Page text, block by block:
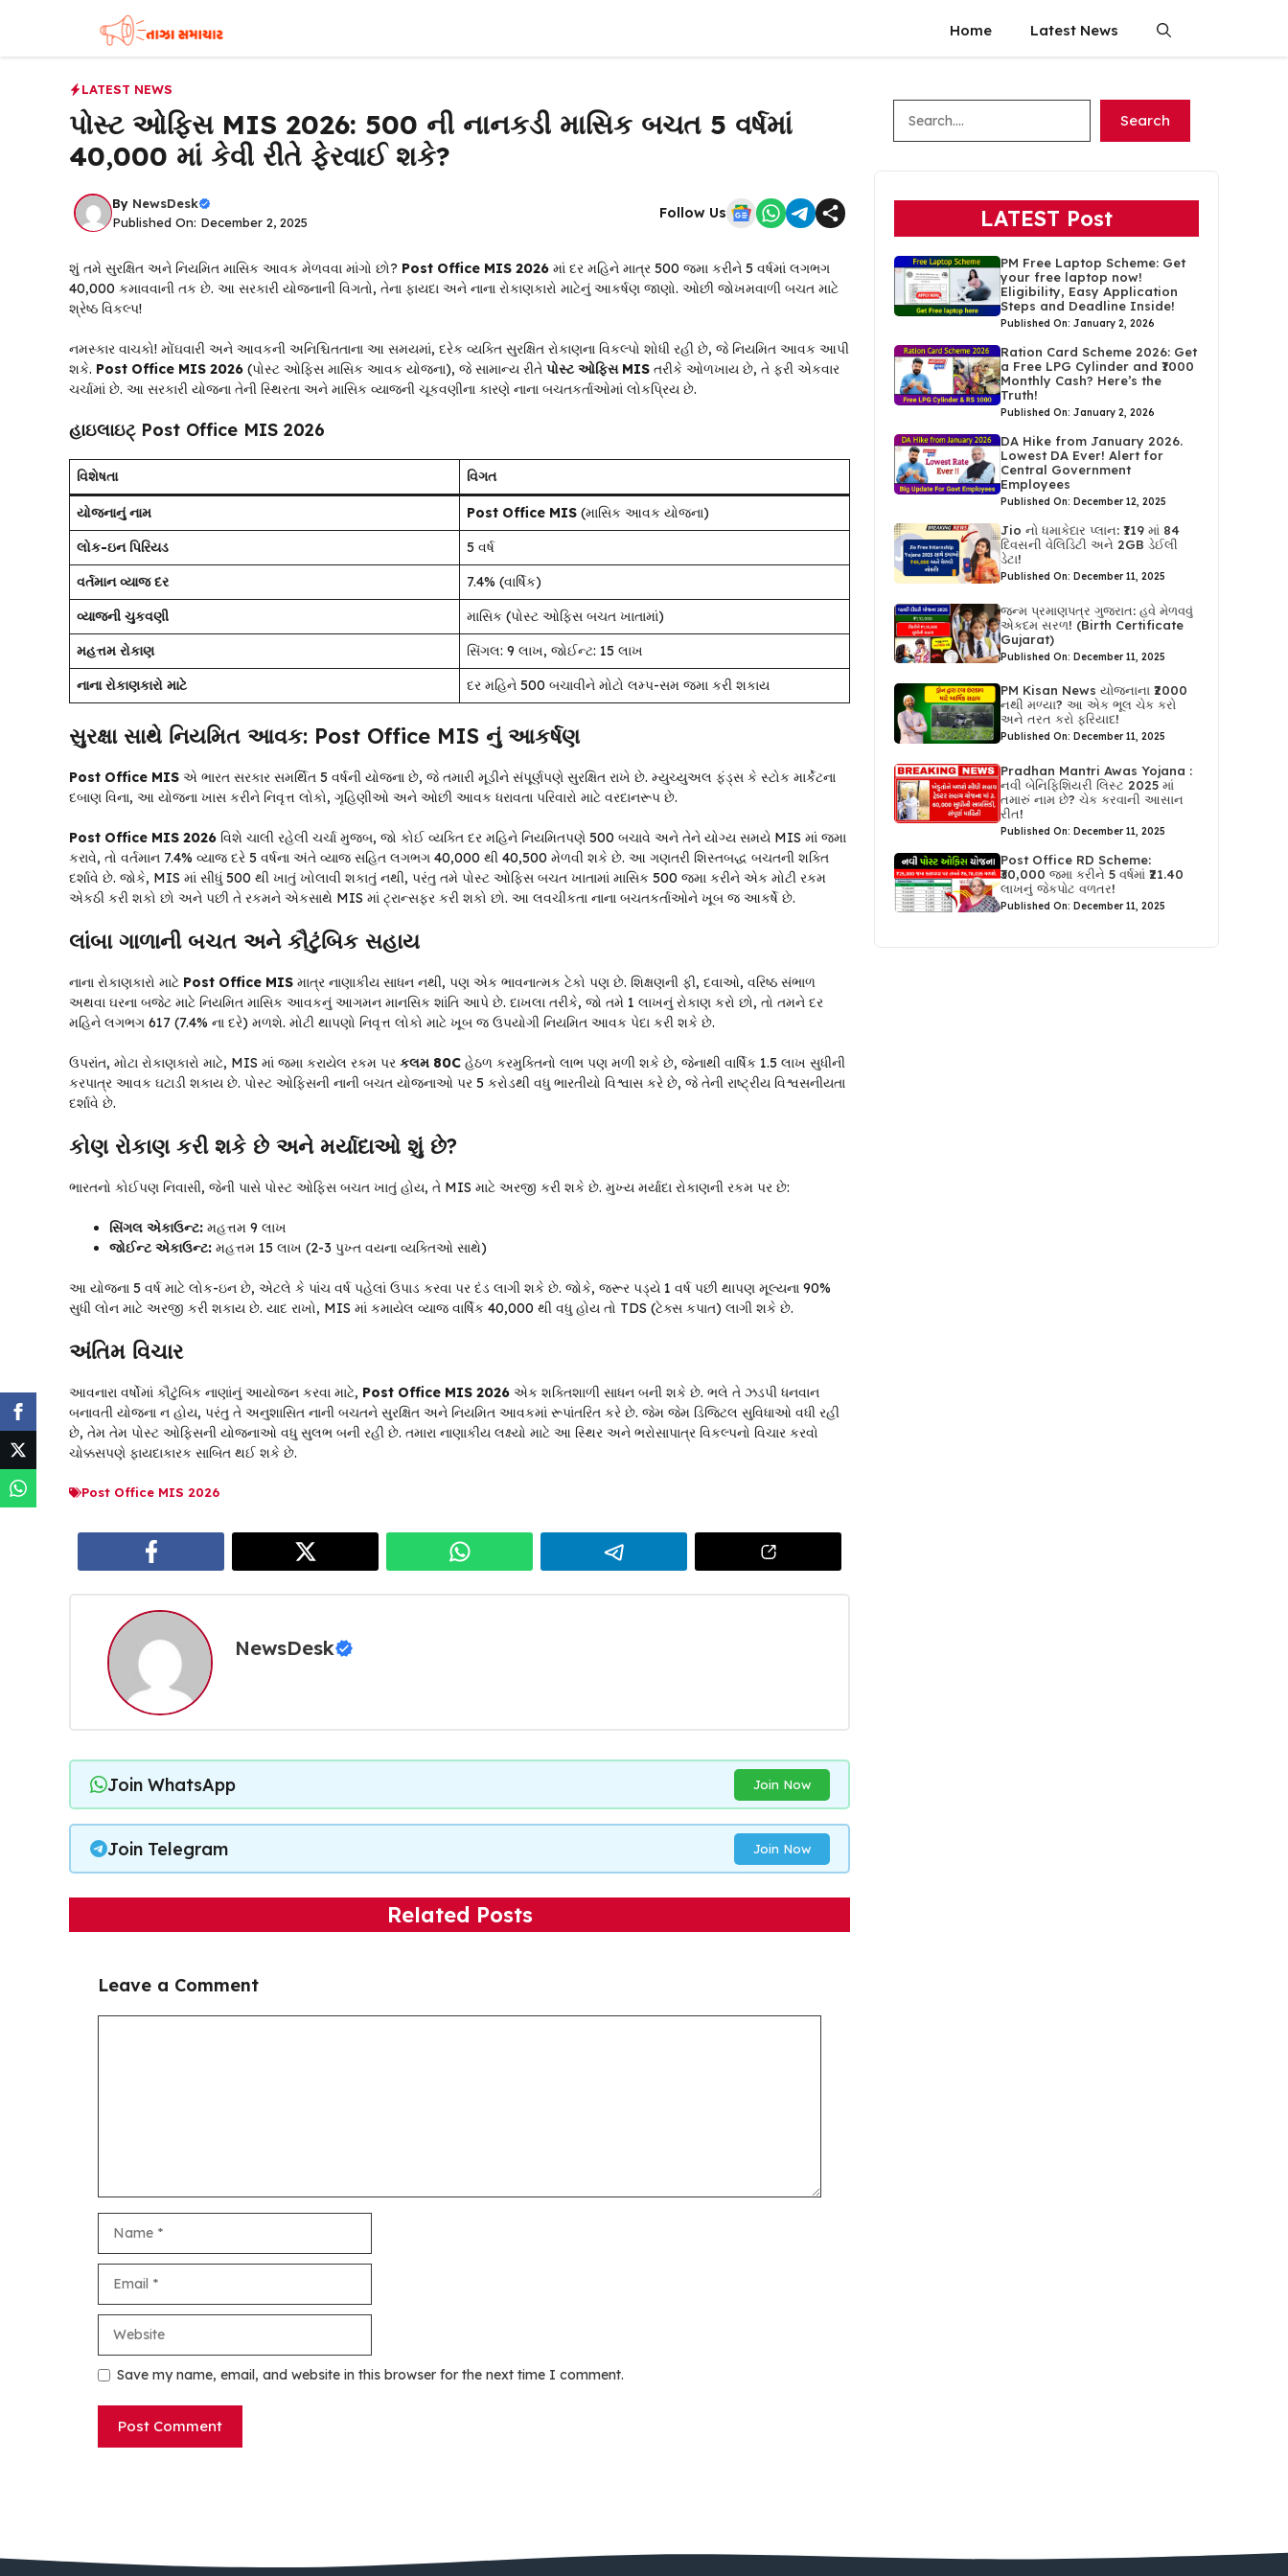
content
Home Latest News
LATEST NEWS
પોસ્ટ ઓફિસ MIS 2026: ₹500 ની નાનકડી માસિક બચત 5 વર્ષમાં
₹40,000 માં કેવી રીતે ફેરવાઈ શકે?
By NewsDesk
Published On: December 2, 2025
Follow Us
શું તમે સુરક્ષિત અને નિયમિત માસિક આવક મેળવવા માંગો છો? Post Office MIS 2026 માં દર મહિને માત્ર ₹500 જમા કરીને 5 વર્ષમાં લગભગ
₹40,000 કમાવવાની તક છે. આ સરકારી યોજનાની વિગતો, તેના ફાયદા અને નાના રોકાણકારો માટેનું આકર્ષણ જાણો. ઓછી જોખમવાળી બચત માટે
શ્રેષ્ઠ વિકલ્પ!
નમસ્કાર વાચકો! મોંઘવારી અને આવકની અનિશ્ચિતતાના આ સમયમાં, દરેક વ્યક્તિ સુરક્ષિત રોકાણના વિકલ્પો શોધી રહી છે, જે નિયમિત આવક આપી
શકે. Post Office MIS 2026 (પોસ્ટ ઓફિસ માસિક આવક યોજના), જે સામાન્ય રીતે પોસ્ટ ઓફિસ MIS તરીકે ઓળખાય છે, તે ફરી એકવાર
ચર્ચામાં છે. આ સરકારી યોજના તેની સ્થિરતા અને માસિક વ્યાજની ચૂકવણીના કારણે નાના બચતકર્તાઓમાં લોકપ્રિય છે.
હાઇલાઇટ્ Post Office MIS 2026
વિશેષતા વિગત
યોજનાનું નામ Post Office MIS (માસિક આવક યોજના)
લોક-ઇન પિરિયડ
5 વર્ષ
વર્તમાન વ્યાજ દર
7.4% (વાર્ષિક)
વ્યાજની ચુકવણી
માસિક (પોસ્ટ ઓફિસ બચત ખાતામાં)
મહત્તમ રોકાણ
સિંગલ: ₹9 લાખ, જોઈન્ટ: ₹15 લાખ
નાના રોકાણકારો માટે
દર મહિને ₹500 બચાવીને મોટો લમ્પ-સમ જમા કરી શકાય
સુરક્ષા સાથે નિયમિત આવક: Post Office MIS નું આકર્ષણ
Post Office MIS એ ભારત સરકાર સમર્થિત 5 વર્ષની યોજના છે, જે તમારી મૂડીને સંપૂર્ણપણે સુરક્ષિત રાખે છે. મ્યુચ્યુઅલ ફંડ્સ કે સ્ટોક માર્કેટના
દબાણ વિના, આ યોજના ખાસ કરીને નિવૃત્ત લોકો, ગૃહિણીઓ અને ઓછી આવક ધરાવતા પરિવારો માટે વરદાનરૂપ છે.
Post Office MIS 2026 વિશે ચાલી રહેલી ચર્ચા મુજબ, જો કોઈ વ્યક્તિ દર મહિને નિયમિતપણે ₹500 બચાવે અને તેને યોગ્ય સમયે MIS માં જમા
કરાવે, તો વર્તમાન 7.4% વ્યાજ દરે 5 વર્ષના અંતે વ્યાજ સહિત લગભગ ₹40,000 થી ₹40,500 મેળવી શકે છે. આ ગણતરી શિસ્તબદ્ધ બચતની શક્તિ
દર્શાવે છે. જોકે, MIS માં સીધું ₹500 થી ખાતું ખોલાવી શકાતું નથી, પરંતુ તમે પોસ્ટ ઓફિસ બચત ખાતામાં માસિક ₹500 જમા કરીને એક મોટી રકમ
એકઠી કરી શકો છો અને પછી તે રકમને એકસાથે MIS માં ટ્રાન્સફર કરી શકો છો. આ લવચીકતા નાના બચતકર્તાઓને ખૂબ જ આકર્ષે છે.
લાંબા ગાળાની બચત અને કૌટુંબિક સહાય
નાના રોકાણકારો માટે Post Office MIS માત્ર નાણાકીય સાધન નથી, પણ એક ભાવનાત્મક ટેકો પણ છે. શિક્ષણની ફી, દવાઓ, વરિષ્ઠ સંભાળ
અથવા ઘરના બજેટ માટે નિયમિત માસિક આવકનું આગમન માનસિક શાંતિ આપે છે. દાખલા તરીકે, જો તમે ₹1 લાખનું રોકાણ કરો છો, તો તમને દર
મહિને લગભગ ₹617 (7.4% ના દરે) મળશે. મોટી થાપણો નિવૃત્ત લોકો માટે ખૂબ જ ઉપયોગી નિયમિત આવક પેદા કરી શકે છે.
ઉપરાંત, મોટા રોકાણકારો માટે, MIS માં જમા કરાયેલ રકમ પર કલમ 80C હેઠળ કરમુક્તિનો લાભ પણ મળી શકે છે, જેનાથી વાર્ષિક ₹1.5 લાખ સુધીની
કરપાત્ર આવક ઘટાડી શકાય છે. પોસ્ટ ઓફિસની નાની બચત યોજનાઓ પર 5 કરોડથી વધુ ભારતીયો વિશ્વાસ કરે છે, જે તેની રાષ્ટ્રીય વિશ્વસનીયતા
દર્શાવે છે.
કોણ રોકાણ કરી શકે છે અને મર્યાદાઓ શું છે?
ભારતનો કોઈપણ નિવાસી, જેની પાસે પોસ્ટ ઓફિસ બચત ખાતું હોય, તે MIS માટે અરજી કરી શકે છે. મુખ્ય મર્યાદા રોકાણની રકમ પર છે:
સિંગલ એકાઉન્ટ: મહત્તમ ₹9 લાખ
જોઈન્ટ એકાઉન્ટ: મહત્તમ ₹15 લાખ (2-3 પુખ્ત વયના વ્યક્તિઓ સાથે)
આ યોજના 5 વર્ષ માટે લોક-ઇન છે, એટલે કે પાંચ વર્ષ પહેલાં ઉપાડ કરવા પર દંડ લાગી શકે છે. જોકે, જરૂર પડ્યે 1 વર્ષ પછી થાપણ મૂલ્યના 90%
સુધી લોન માટે અરજી કરી શકાય છે. યાદ રાખો, MIS માં કમાયેલ વ્યાજ વાર્ષિક ₹40,000 થી વધુ હોય તો TDS (ટેક્સ કપાત) લાગી શકે છે.
અંતિમ વિચાર
આવનારા વર્ષોમાં કૌટુંબિક નાણાંનું આયોજન કરવા માટે, Post Office MIS 2026 એક શક્તિશાળી સાધન બની શકે છે. ભલે તે ઝડપી ધનવાન
બનાવતી યોજના ન હોય, પરંતુ તે અનુશાસિત નાની બચતને સુરક્ષિત અને નિયમિત આવકમાં રૂપાંતરિત કરે છે. જેમ જેમ ડિજિટલ સુવિધાઓ વધી રહી
છે, તેમ તેમ પોસ્ટ ઓફિસની યોજનાઓ વધુ સુલભ બની રહી છે. તમારા નાણાકીય લક્ષ્યો માટે આ સ્થિર અને ભરોસાપાત્ર વિકલ્પનો વિચાર કરવો
ચોક્કસપણે ફાયદાકારક સાબિત થઈ શકે છે.
Post Office MIS 2026
NewsDesk
Join WhatsApp Join Now
Join Telegram Join Now
Related Posts
Leave a Comment
Save my name, email, and website in this browser for the next time I comment.
Search
LATEST Post
PM Free Laptop Scheme: Get
your free laptop now!
Eligibility, Easy Application
Steps and Deadline Inside!
Published On: January 2, 2026
Ration Card Scheme 2026: Get
a Free LPG Cylinder and ₹1000
Monthly Cash? Here’s the
Truth!
Published On: January 2, 2026
DA Hike from January 2026.
Lowest DA Ever! Alert for
Central Government
Employees
Published On: December 12, 2025
Jio નો ધમાકેદાર પ્લાન: ₹119 માં 84
દિવસની વેલિડિટી અને 2GB ડેઈલી
ડેટા!
Published On: December 11, 2025
જન્મ પ્રમાણપત્ર ગુજરાત: હવે મેળવવું
એકદમ સરળ! (Birth Certificate
Gujarat)
Published On: December 11, 2025
PM Kisan News યોજનાના ₹2000
નથી મળ્યા? આ એક ભૂલ ચેક કરો
અને તરત કરો ફરિયાદ!
Published On: December 11, 2025
Pradhan Mantri Awas Yojana :
નવી બેનિફિશિયરી લિસ્ટ 2025 માં
તમારું નામ છે? ચેક કરવાની આસાન
રીત!
Published On: December 11, 2025
Post Office RD Scheme:
₹30,000 જમા કરીને 5 વર્ષમાં ₹21.40
લાખનું જેકપોટ વળતર!
Published On: December 11, 2025